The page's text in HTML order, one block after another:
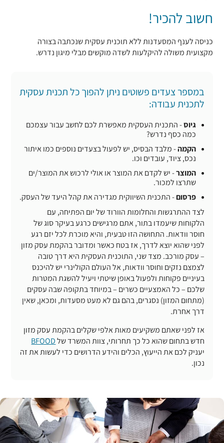
חשוב להכיר!
כניסה לענף המסעדנות ללא תוכנית עסקית שנכתבה בצורה
מקצועית משולה להיקלעות לשדה מוקשים מבלי מיגון נדרש.
במספר צעדים פשוטים ניתן להפוך כל תכנית עסקית
לתכנית עבודה:
גיוס- התכנית העסקית מאפשרת לכם לחשב עבור עצמכם
כמה כסף נדרש?
הקמה- מלבד הבסיס, יש לפעול בצעדים נוספים כמו איתור
נכס, ציוד, עובדים וכו.
המוצר- יש לקדם את המוצר או אולי לרכוש את המוצר/ים
שתרצו למכור.
פרסום- התכנית השיווקית מגדירה את קהל היעד של העסק.
לצד ההתרגשות והחלומות הוורוד של יום הפתיחה, עם
הלקוחות שיעמדו בתור, אתם מרגישים כרגע בעיקר סוג של
חוסר וודאות. התחושה הזו טבעית, והיא מוכרת לכל יזם רגע
לפני שהוא יוצא לדרך, אז בטח כאשר ומדובר בהקמת עסק מזון
– עסק מורכב. מצד שני, התוכנית העסקית היא דרך טובה
לצמצם נזקים וחוסר וודאות, אל העולם הקולינרי יש להיכנס
בעיניים פקוחות ולפעול באופן שיטתי ויעיל להשגת המטרות
שלכם – כל האמצעיים כשרים – במיוחד בתקופה שבה עסקים
(מתחום המזון) נסגרים, בהם גם לא מעט מסעדות, ומכאן, שאין
דרך אחרת.
אז לפני שאתם משקיעים מאות אלפי שקלים בהקמת עסק מזון
חדש בתחום שהוא כל כך תחרותי, צוות המשרד שלBFOOD
יעניק לכם את הייעוץ, הכלים והידע הדרושים כדי לעשות את זה
נכון.